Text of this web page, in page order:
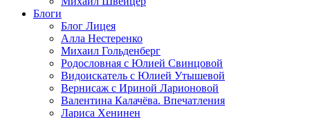
Блоги
Блог Лицея
Алла Нестеренко
Михаил Гольденберг
Родословная с Юлией Свинцовой
Видоискатель с Юлией Утышевой
Вернисаж с Ириной Ларионовой
Валентина Калачёва. Впечатления
Лариса Хенинен